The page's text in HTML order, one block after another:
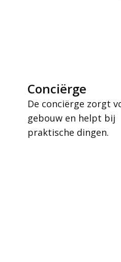
Conciërge
De conciërge zorgt
gebouw en helpt bij
praktische dingen.